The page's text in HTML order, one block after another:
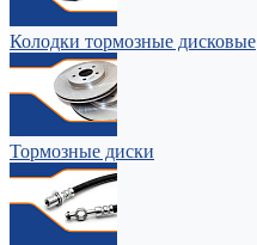
Колодки тормозные дисковые
Тормозные диски